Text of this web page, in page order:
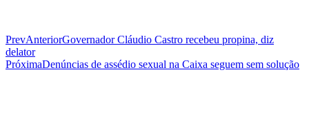
PrevAnteriorGovernador Cláudio Castro recebeu propina, diz
delator
PróximaDenúncias de assédio sexual na Caixa seguem sem solução